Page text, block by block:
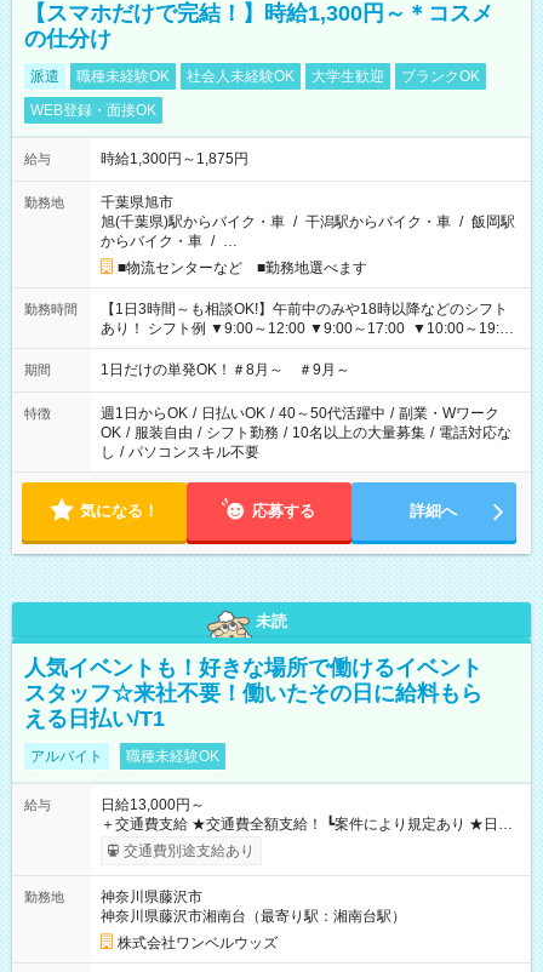
【スマホだけで完結！】時給1,300円～＊コスメ
の仕分け
派遣 職種未経験OK 社会人未経験OK 大学生歓迎
ブランクOK
WEB登録・面接OK
給与 時給1,300円～1,875円
勤務地
千葉県旭市
旭(千葉県)駅からバイク・車 / 干潟駅からバイク・車 / 飯岡駅
からバイク・車 / …
■物流センターなど ■勤務地選べます
勤務時間
【1日3時間～も相談OK!】午前中のみや18時以降などのシフト
あり！ シフト例 ▼9:00～12:00 ▼9:00～17:00 ▼10:00～19:00
▼18:00～21:00
期間 1日だけの単発OK！＃8月～ ＃9月～
特徴 週1日からOK / 日払いOK / 40～50代活躍中 / 副業・Wワーク
OK / 服装自由 / シフト勤務 / 10名以上の大量募集 / 電話対応な
し / パソコンスキル不要
気になる！ 応募する 詳細へ
未読
人気イベントも！好きな場所で働けるイベント
スタッフ☆来社不要！働いたその日に給料もら
える日払い/T1
アルバイト 職種未経験OK
給与
日給13,000円～
＋交通費支給 ★交通費全額支給！ ┗案件により規定あり ★日払
いOK！（規定あり） ┗働いたその日に現金GET♪ お仕事後はコ
ンビニATMから 日払い分を引き落とせます！ 【試用期間】試
交通費別途支給あり
勤務地
神奈川県藤沢市
神奈川県藤沢市湘南台（最寄り駅：湘南台駅）
株式会社ワンベルウッズ